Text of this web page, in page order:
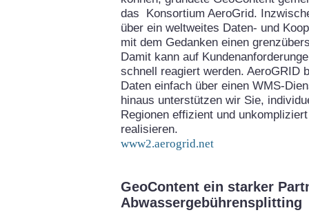
das Konsortium AeroGrid.
über ein weltweites Daten- und
mit dem Gedanken einen
Damit kann auf
schnell reagiert werden. AeroGRID
Daten einfach über einen WMS-
hinaus unterstützen wir Sie,
Regionen effizient und
realisieren.
www2.aerogrid.net
GeoContent ein starker
Abwassergebührensplitting